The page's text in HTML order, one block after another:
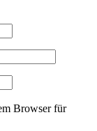
Browser für